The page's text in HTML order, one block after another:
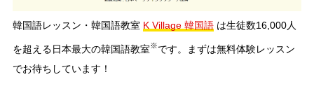
韓国語レッスン・韓国語教室 K Village 韓国語は生徒数16,000人
を超える日本最大の韓国語教室※です。まずは無料体験レッスン
でお待ちしています！